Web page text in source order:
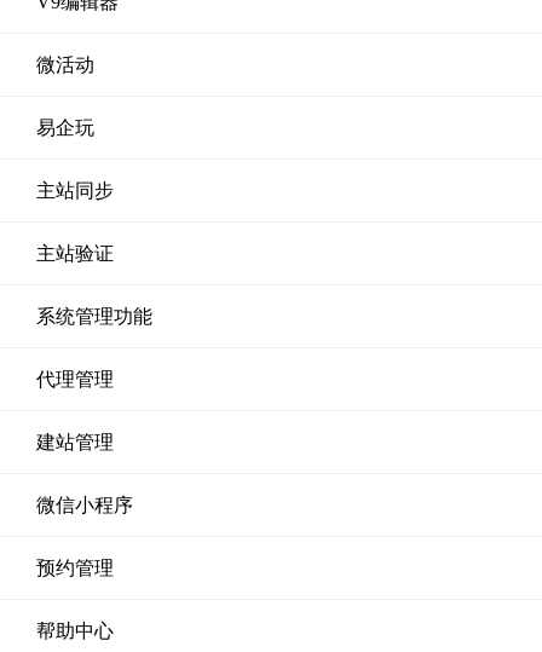
微活动
易企玩
主站同步
主站验证
系统管理功能
代理管理
建站管理
微信小程序
预约管理
帮助中心